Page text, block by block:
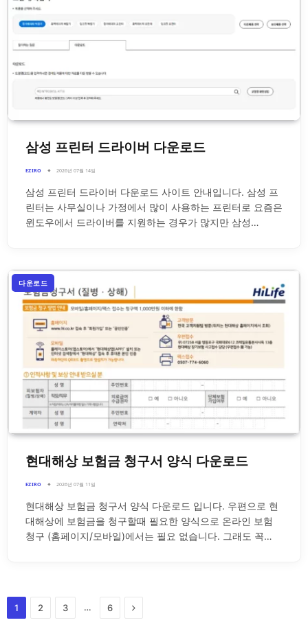
삼성 프린터 드라이버 다운로드
EZIRO 2026년 07월 14일
삼성 프린터 드라이버 다운로드 사이트 안내입니다. 삼성 프
린터는 사무실이나 가정에서 많이 사용하는 프린터로 요즘은
윈도우에서 드라이버를 지원하는 경우가 많지만 삼성…
다운로드
현대해상 보험금 청구서 양식 다운로드
EZIRO 2026년 07월 11일
현대해상 보험금 청구서 양식 다운로드 입니다. 우편으로 현
대해상에 보험금을 청구할때 필요한 양식으로 온라인 보험
청구 (홈페이지/모바일)에서는 필요 없습니다. 그래도 꼭…
1 2 3 … 6 Next